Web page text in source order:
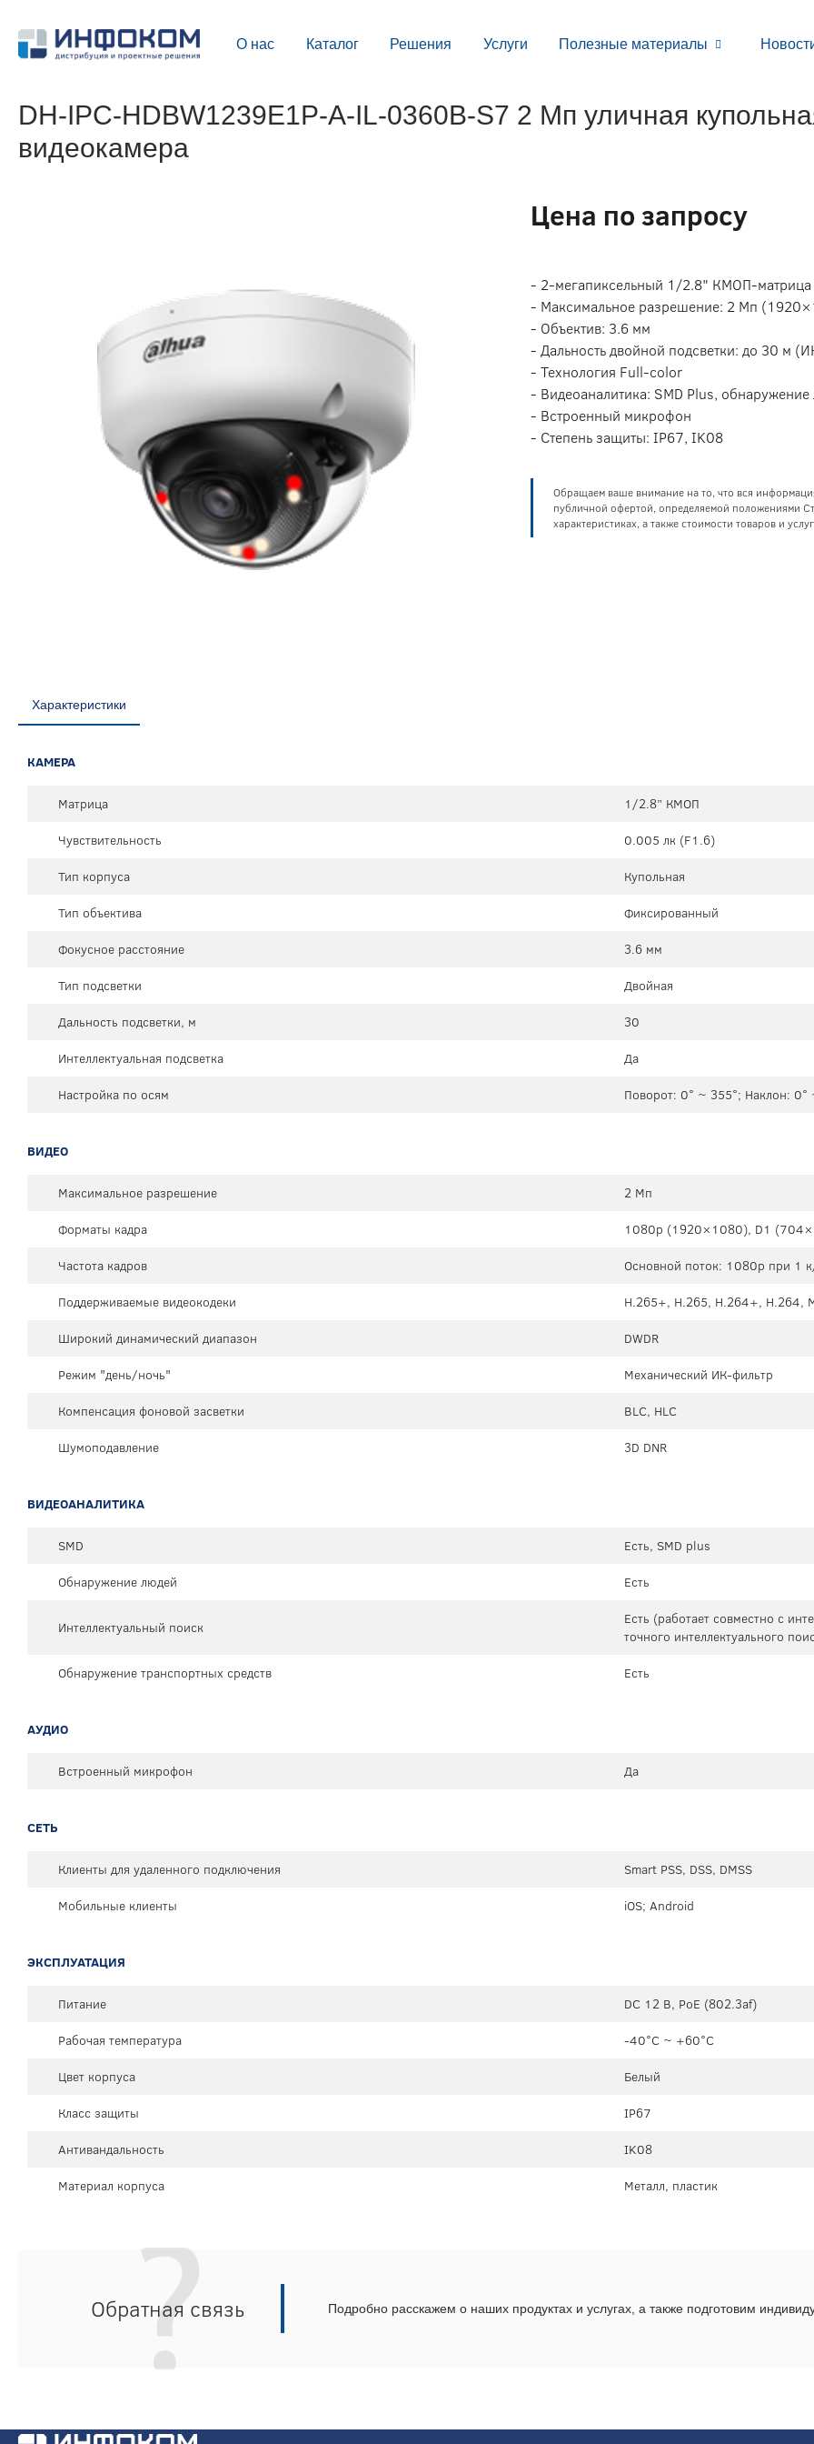
О нас Каталог Решения Услуги Полезные материалы
DH-IPC-HDBW1239E1P-A-IL-0360B-S7 2 Мп уличная
видеокамера
Цена по запросу
- 2-мегапиксельный 1/2.8" КMOП-матрица
- Максимальное разрешение: 2 Мп
- Объектив: 3.6 мм
- Дальность двойной подсветки: до 30 м
- Технология Full-color
- Видеоаналитика: SMD Plus,
- Встроенный микрофон
- Степень защиты: IP67, IK08
Обращаем ваше внимание на то, что вся
публичной офертой, определяемой положениями
характеристиках, а также стоимости товаров и
Характеристики
КАМЕРА
Матрица
1/2.8” КМОП
Чувствительность
0.005 лк (F1.6)
Тип корпуса
Купольная
Тип объектива
Фиксированный
Фокусное расстояние
3.6 мм
Тип подсветки
Двойная
Дальность подсветки, м
30
Интеллектуальная подсветка
Да
Настройка по осям
Поворот: 0° ~ 355°; Наклон:
ВИДЕО
Максимальное разрешение
2 Мп
Форматы кадра
1080p (1920×1080), D1
Частота кадров
Основной поток: 1080p при 1
Поддерживаемые видеокодеки
H.265+, H.265, H.264+, H.264,
Широкий динамический диапазон
DWDR
Режим "день/ночь"
Механический ИК-фильтр
Компенсация фоновой засветки
BLC, HLC
Шумоподавление
3D DNR
ВИДЕОАНАЛИТИКА
SMD
Есть, SMD plus
Обнаружение людей
Есть
Интеллектуальный поиск
Есть (работает совместно с
точного интеллектуального
Обнаружение транспортных средств
Есть
АУДИО
Встроенный микрофон Да
СЕТЬ
Клиенты для удаленного подключения
Smart PSS, DSS, DMSS
Мобильные клиенты
iOS; Android
ЭКСПЛУАТАЦИЯ
Питание
DC 12 В, PoE (802.3af)
Рабочая температура
-40°C ~ +60°C
Цвет корпуса
Белый
Класс защиты
IP67
Антивандальность
IK08
Материал корпуса
Металл, пластик
Обратная связь Подробно расскажем о наших продуктах и услугах, а также подготовим